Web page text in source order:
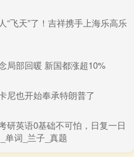
“飞天”了！吉祥携手上海乐高乐
局部回暖 新国都涨超10%
尼也开始奉承特朗普了
研英语0基础不可怕，日复一日
单词_兰子_真题